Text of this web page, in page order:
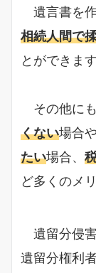
遺言書を
相続人間で
とができます
その他にも
くない場合や
たい場合、
ど多くのメ
遺留分侵害
遺留分権利